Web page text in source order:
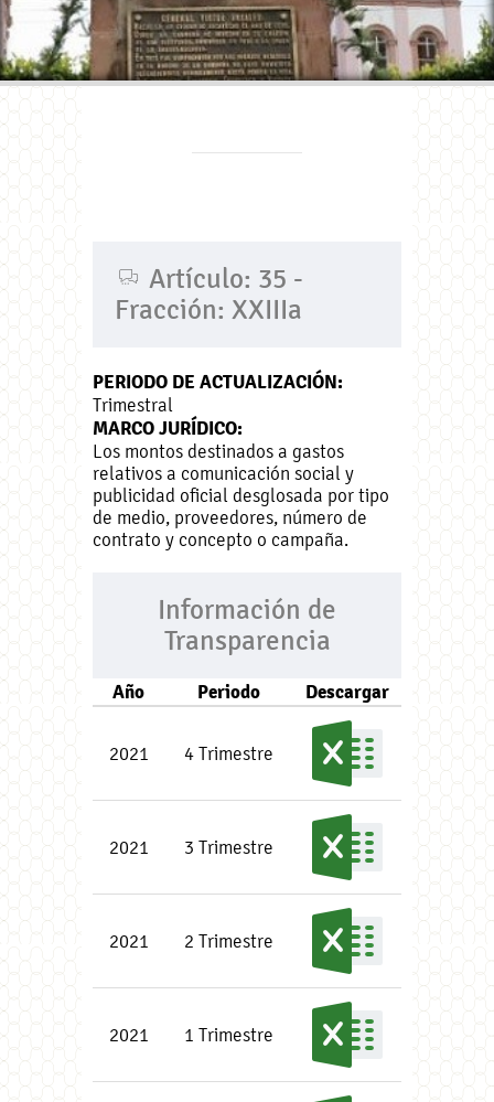
Artículo: 35 -
Fracción: XXIIIa
PERIODO DE ACTUALIZACIÓN:
Trimestral
MARCO JURÍDICO:
Los montos destinados a gastos
relativos a comunicación social y
publicidad oficial desglosada por tipo
de medio, proveedores, número de
contrato y concepto o campaña.
Información de
Transparencia
Año Periodo Descargar
2021 4 Trimestre
2021 3 Trimestre
2021 2 Trimestre
2021 1 Trimestre